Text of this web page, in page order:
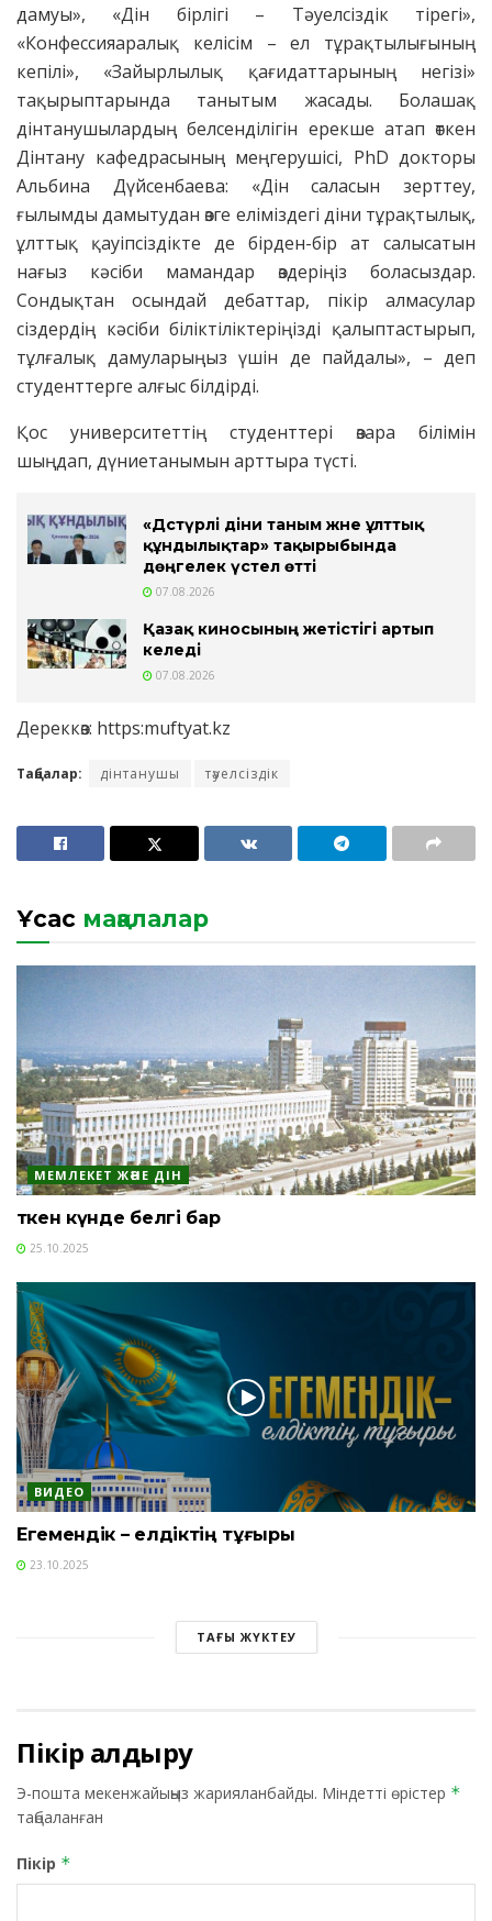
дамуы», «Дін бірлігі – Тәуелсіздік тірегі»,
«Конфессияаралық келісім – ел тұрақтылығының
кепілі», «Зайырлылық қағидаттарының негізі»
тақырыптарында танытым жасады. Болашақ
дінтанушылардың белсенділігін ерекше атап өткен
Дінтану кафедрасының меңгерушісі, PhD докторы
Альбина Дүйсенбаева: «Дін саласын зерттеу,
ғылымды дамытудан өзге еліміздегі діни тұрақтылық,
ұлттық қауіпсіздікте де бірден-бір ат салысатын
нағыз кәсіби мамандар өздеріңіз боласыздар.
Сондықтан осындай дебаттар, пікір алмасулар
сіздердің кәсіби біліктіліктеріңізді қалыптастырып,
тұлғалық дамуларыңыз үшін де пайдалы», – деп
студенттерге алғыс білдірді.
Қос университеттің студенттері өзара білімін
шыңдап, дүниетанымын арттыра түсті.
«Дәстүрлі діни таным және ұлттық
құндылықтар» тақырыбында
дөңгелек үстел өтті
07.08.2026
Қазақ киносының жетістігі артып
келеді
07.08.2026
Дереккөз: https:muftyat.kz
Таңбалар: дінтанушы тәуелсіздік
Ұқсас мақалалар
МЕМЛЕКЕТ ЖӘНЕ ДІН
Өткен күнде белгі бар
25.10.2025
ВИДЕО
Егемендік – елдіктің тұғыры
23.10.2025
ТАҒЫ ЖҮКТЕУ
Пікір қалдыру
Э-пошта мекенжайыңыз жарияланбайды. Міндетті өрістер *
таңбаланған
Пікір *